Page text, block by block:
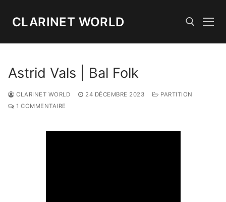
CLARINET WORLD
Astrid Vals | Bal Folk
CLARINET WORLD 24 DÉCEMBRE 2023
PARTITION
1 COMMENTAIRE